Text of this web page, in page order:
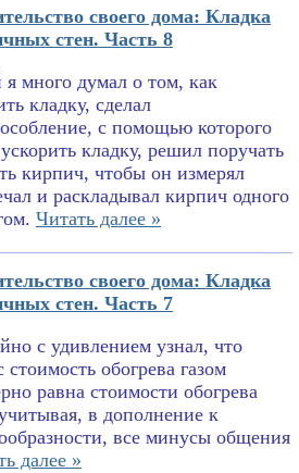
своего дома: Кладка
стен. Часть 8
я много думал о том, как
кладку, сделал
с помощью которого
кладку, решил поручать
кирпич, чтобы он измерял
и раскладывал кирпич одного
Читать далее »
своего дома: Кладка
стен. Часть 7
с удивлением узнал, что
стоимость обогрева газом
равна стоимости обогрева
в дополнение к
все минусы общения
далее »